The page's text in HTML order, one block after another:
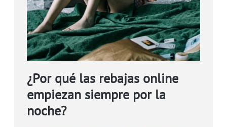
¿Por qué las rebajas online
empiezan siempre por la
noche?